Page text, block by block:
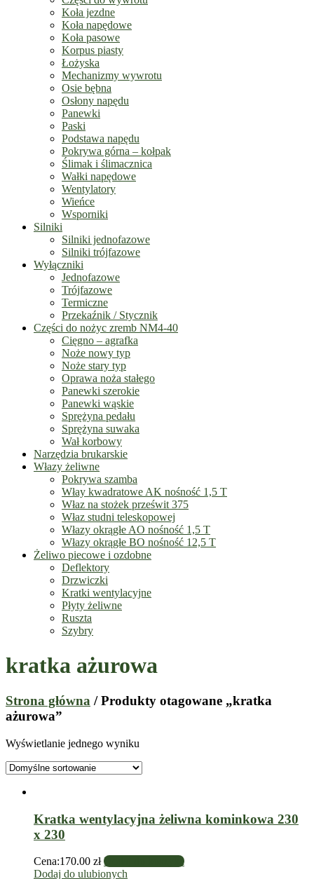
Koła jezdne
Koła napędowe
Koła pasowe
Korpus piasty
Łożyska
Mechanizmy wywrotu
Osie bębna
Osłony napędu
Panewki
Paski
Podstawa napędu
Pokrywa górna – kołpak
Ślimak i ślimacznica
Wałki napędowe
Wentylatory
Wieńce
Wsporniki
Silniki
Silniki jednofazowe
Silniki trójfazowe
Wyłączniki
Jednofazowe
Trójfazowe
Termiczne
Przekaźnik / Stycznik
Części do nożyc zremb NM4-40
Cięgno – agrafka
Noże nowy typ
Noże stary typ
Oprawa noża stałego
Panewki szerokie
Panewki wąskie
Sprężyna pedału
Sprężyna suwaka
Wał korbowy
Narzędzia brukarskie
Włazy żeliwne
Pokrywa szamba
Włay kwadratowe AK nośność 1,5 T
Właz na stożek prześwit 375
Właz studni teleskopowej
Włazy okrągłe AO nośność 1,5 T
Włazy okrągłe BO nośność 12,5 T
Żeliwo piecowe i ozdobne
Deflektory
Drzwiczki
Kratki wentylacyjne
Płyty żeliwne
Ruszta
Szybry
kratka ażurowa
Strona główna / Produkty otagowane „kratka
ażurowa”
Wyświetlanie jednego wyniku
Kratka wentylacyjna żeliwna kominkowa 230
x 230
Cena:170.00 zł Dodaj do koszyka
Dodaj do ulubionych